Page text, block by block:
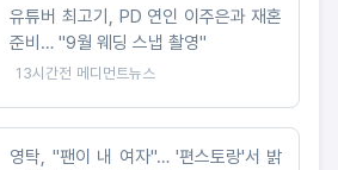
유튜버 최고기, PD 연인 이주은과 재혼
준비… "9월 웨딩 스냅 촬영"
13시간전 메디먼트뉴스
영탁, "팬이 내 여자"… '편스토랑'서 밝